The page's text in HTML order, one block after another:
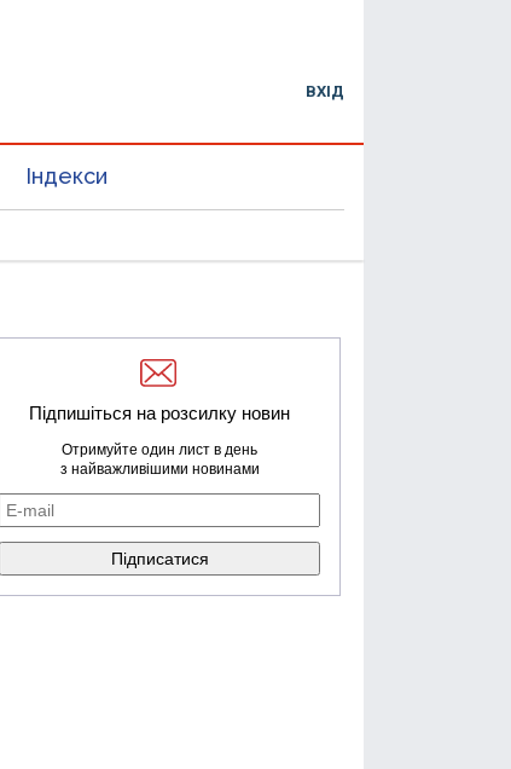
ВХІД
Індекси
Підпишіться на розсилку новин
Отримуйте один лист в день
з найважливішими новинами